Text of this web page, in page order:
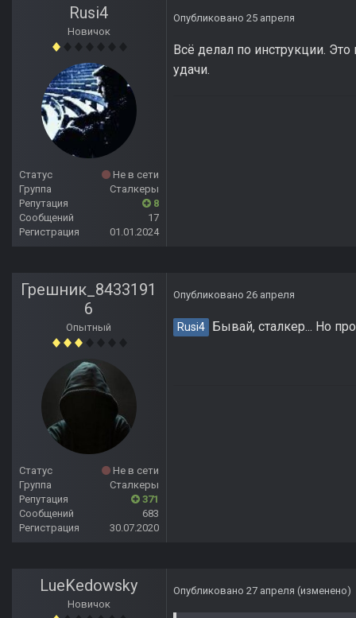
Rusi4
Новичок
Статус
Не в сети
Группа
Сталкеры
Репутация
8
Сообщений
17
Регистрация
01.01.2024
Опубликовано 25 апреля
Всё делал по инструкции.
удачи.
Грешник_8433191
6
Опытный
Статус
Не в сети
Группа
Сталкеры
Репутация
371
Сообщений
683
Регистрация
30.07.2020
Опубликовано 26 апреля
Rusi4 Бывай, сталкер... Но
LueKedowsky
Новичок
Опубликовано 27 апреля (изменено)